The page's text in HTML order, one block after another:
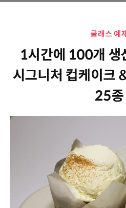
클래스 예
1시간에 100개 생
시그니처 컵케이크
25종